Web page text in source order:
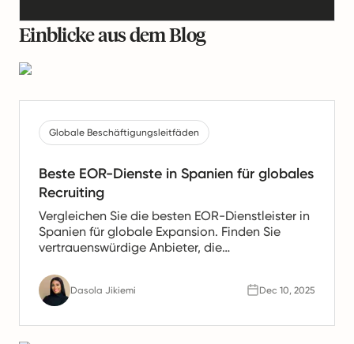
Einblicke aus dem Blog
Globale Beschäftigungsleitfäden
Beste EOR-Dienste in Spanien für globales
Recruiting
Vergleichen Sie die besten EOR-Dienstleister in
Spanien für globale Expansion. Finden Sie
vertrauenswürdige Anbieter, die
Unterstützung für spanische Teams anbieten.
Dasola Jikiemi Dec 10, 2025